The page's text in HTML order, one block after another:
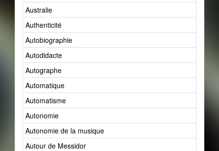
Australie
Authenticité
Autobiographie
Autodidacte
Autographe
Automatique
Automatisme
Autonomie
Autonomie de la musique
Autour de Messidor